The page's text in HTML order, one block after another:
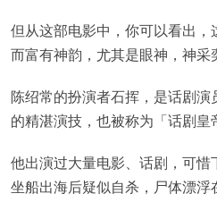
但从这部电影中，你可以看出
而富有神韵，尤其是眼神，神
陈绍常的扮演者石挥，是话剧
的精湛演技，也被称为「话剧皇
他出演过大量电影、话剧，可惜
坐船出海后疑似自杀，尸体漂